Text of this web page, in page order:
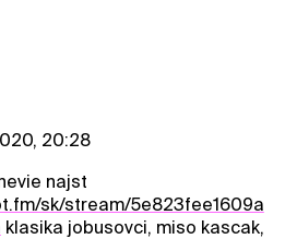
20:28
najst
sk/stream/5e823fee1609a
klasika jobusovci, miso kascak,